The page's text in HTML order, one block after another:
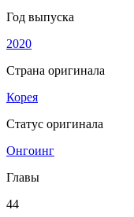
Год выпуска
2020
Страна оригинала
Корея
Статус оригинала
Онгоинг
Главы
44